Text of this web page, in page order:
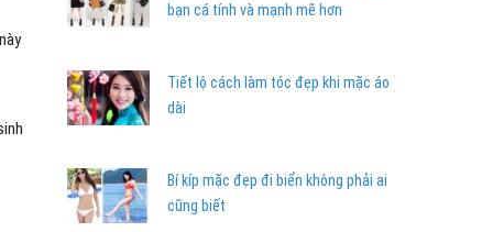
bạn cá tính và mạnh mẽ hơn
Tiết lộ cách làm tóc đẹp khi mặc áo
dài
Bí kíp mặc đẹp đi biển không phải ai
cũng biết